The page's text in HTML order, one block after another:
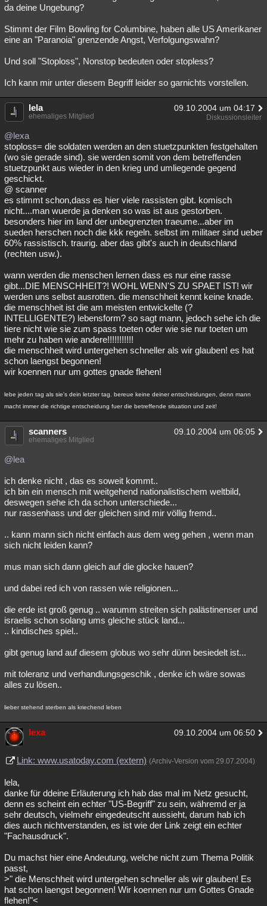
da deine Ungebung?
Stimmt der Film Bowling for Columbine, haben alle US Amerikaner
eine an "Paranoia" grenzende Angst, Verfolgungswahn?
Und soll "Stoploss", Nonstop bedeuten oder stopless?
Ich kann mir unter diesem Begriff leider so garnichts vorstellen.
lela 09.10.2004 um 04:17
ehemaliges Mitglied Diskussionsleiter
@lexa
stoploss= die soldaten werden an den stuetzpunkten festgehalten
(wo sie gerade sind). sie werden somit von dem betreffenden
stuetzpunkt aus wieder in den krieg und umliegende gegend
geschickt.
@ scanner
es stimmt schon,dass es hier viele rassisten gibt. komisch
nicht....man wuerde ja denken so was ist aus gestorben.
besonders hier im land der unbegrenzten traeume...aber im
sueden herschen noch die kkk regeln. selbst im militaer sind ueber
60% rassistisch. traurig. aber das gibt's auch in deutschland
(rechten usw.).
wann werden die menschen lernen dass es nur eine rasse
gibt...DIE MENSCHHEIT?! WOHL WENN'S ZU SPAET IST! wir
werden uns selbst ausrotten. die menschheit kennt keine knade.
die menschheit ist die am meisten entwickelte (?
INTELLIGENTE?) lebensform? so sagt mann, jedoch sehe ich die
tiere nicht wie sie zum spass toeten oder wie sie nur toeten um
mehr zu haben wie andere!!!!!!!!!!!
die menschheit wird untergehen schneller als wir glauben! es hat
schon laengst begonnen!
wir koennen nur um gottes gnade flehen!
lebe jeden tag als sie's dein letzter tag. bereue keine deiner entscheidungen, denn mann
macht immer die richtige entscheidung fuer die betreffende situation und zeit!
scanners 09.10.2004 um 06:05
ehemaliges Mitglied
@lea
ich denke nicht , das es soweit kommt..
ich bin ein mensch mit weitgehend nationalistischem weltbild,
deswegen sehe ich da schon unterschiede...
nur rassenhass und der gleichen sind mir völlig fremd..
.. kann mann sich nicht einfach aus dem weg gehen , wenn man
sich nicht leiden kann?
mus man sich dann gleich auf die glocke hauen?
und dabei red ich von rassen wie religionen...
die erde ist groß genug .. warumm streiten sich palästinenser und
israelis schon solang ums gleiche stück land...
.. kindisches spiel..
gibt genug land auf diesem globus wo sehr dünn besiedelt ist...
mit toleranz und verhandlungsgeschik , denke ich wäre sowas
alles zu lösen..
lieber stehend sterben als kriechend leben
lexa 09.10.2004 um 06:50
Link: www.usatoday.com (extern) (Archiv-Version vom 29.07.2004)
lela,
danke für ddeine Erläuterung ich hab das mal im Netz gesucht,
denn es scheint ein echter "US-Begriff" zu sein, währemd er ja
sehr deutsch, vielmehr eingedeutscht aussieht, darum hab ich
dies auch nichtverstanden, es ist wie der Link zeigt ein echter
"Fachausdruck".
Du machst hier eine Andeutung, welche nicht zum Thema Politik
passt,
>" die Menschheit wird untergehen schneller als wir glauben! Es
hat schon laengst begonnen! Wir koennen nur um Gottes Gnade
flehen!"<